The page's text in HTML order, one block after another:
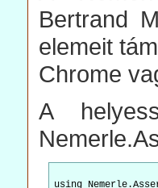
Bertrand
elemeit
Chrome
A